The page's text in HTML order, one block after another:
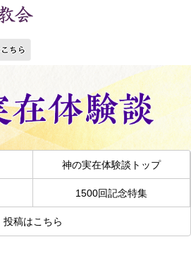
神の実在体験談トップ
1500回記念特集
投稿はこちら